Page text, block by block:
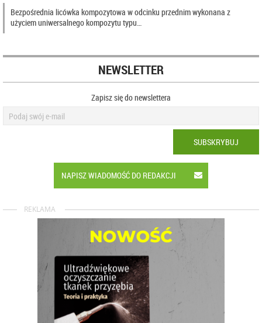
Bezpośrednia licówka kompozytowa w odcinku przednim wykonana z
użyciem uniwersalnego kompozytu typu…
NEWSLETTER
Zapisz się do newslettera
SUBSKRYBUJ
NAPISZ WIADOMOŚĆ DO REDAKCJI
REKLAMA